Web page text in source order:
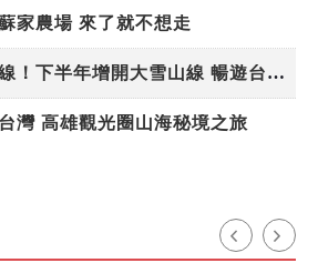
家農場 來了就不想走
台灣好行／新路線！下半年增開大雪山線 暢遊台中更便利
灣 高雄觀光圈山海秘境之旅